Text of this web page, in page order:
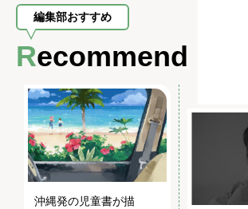
編集部おすすめ
Recommend
沖縄発の児童書が描